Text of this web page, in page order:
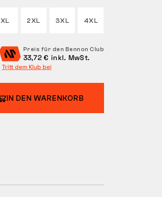
XL 2XL 3XL 4XL
Preis für den Bennon Club
33,72 € inkl. MwSt.
Tritt dem Klub bei
IN DEN WARENKORB